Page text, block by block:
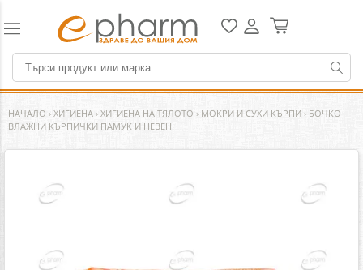
НАЧАЛО › ХИГИЕНА › ХИГИЕНА НА ТЯЛОТО › МОКРИ И СУХИ КЪРПИ › БОЧКО
ВЛАЖНИ КЪРПИЧКИ ПАМУК И НЕВЕН